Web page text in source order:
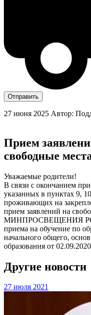
Отправить
27 июня 2025 Автор:
Прием
свободные
Уважаемые родители!
В связи с окончанием
указанных в пунктах 9,
проживающих на
прием заявлений на
МИНПРОСВЕЩЕНИЯ
приема на обучение по
начального общего,
образования от
Другие новости
27 июля 2021